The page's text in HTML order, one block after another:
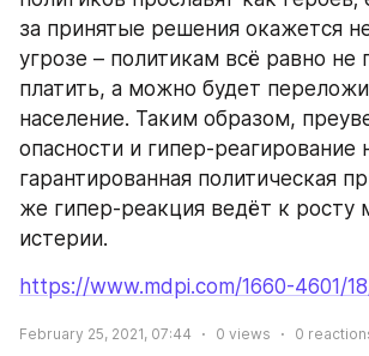
за принятые решения окажется
угрозе – политикам всё равно не
платить, а можно будет
население. Таким образом,
опасности и гипер-реагирование
гарантированная политическая
же гипер-реакция ведёт к росту
истерии.
https://www.mdpi.com/1660-4601/
February 25, 2021, 07:44 0 views 0